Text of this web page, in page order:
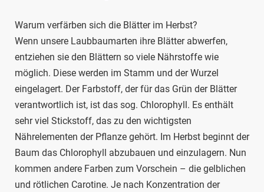
Warum verfärben sich die Blätter im Herbst?
Wenn unsere Laubbaumarten ihre Blätter abwerfen,
entziehen sie den Blättern so viele Nährstoffe wie
möglich. Diese werden im Stamm und der Wurzel
eingelagert. Der Farbstoff, der für das Grün der Blätter
verantwortlich ist, ist das sog. Chlorophyll. Es enthält
sehr viel Stickstoff, das zu den wichtigsten
Nährelementen der Pflanze gehört. Im Herbst beginnt der
Baum das Chlorophyll abzubauen und einzulagern. Nun
kommen andere Farben zum Vorschein – die gelblichen
und rötlichen Carotine. Je nach Konzentration der